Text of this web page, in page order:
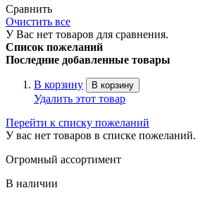
Сравнить
Очистить все
У Вас нет товаров для сравнения.
Список пожеланий
Последние добавленные товары
В корзину В корзину
Удалить этот товар
Перейти к списку пожеланий
У вас нет товаров в списке пожеланий.
Огромный ассортимент
В наличии